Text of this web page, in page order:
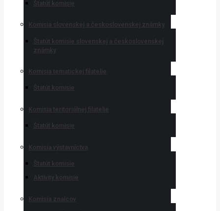
Štatút komisie
Komisia slovenskej a československej známky
Štatút komisie slovenskej a československej
známky
Komisia tematickej filatelie
Štatút komisie
Komisia teritoriálnej filatelie
Štatút komisie
Komisia výstavníctva
Štatút komisie
Aktivity komisie
Komisia znalcov